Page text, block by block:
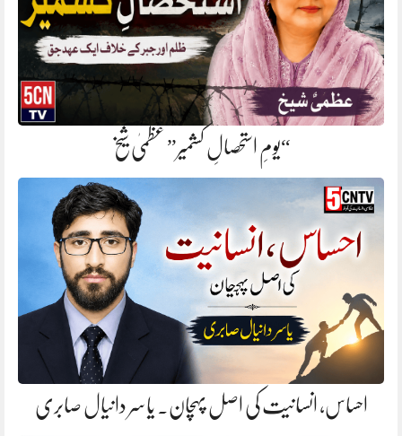
“یومِ استحصالِ کشمیر” عظمیٰ شیخ
احساس، انسانیت کی اصل پہچان. یاسر دانیال صابری